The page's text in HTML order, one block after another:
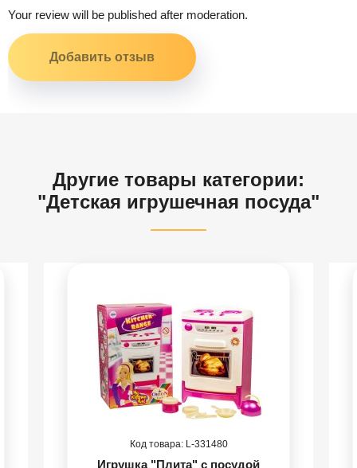
Your review will be published after moderation.
Другие товары категории:
"Детская игрушечная посуда"
331480
Игрушка "Плита" с посудой